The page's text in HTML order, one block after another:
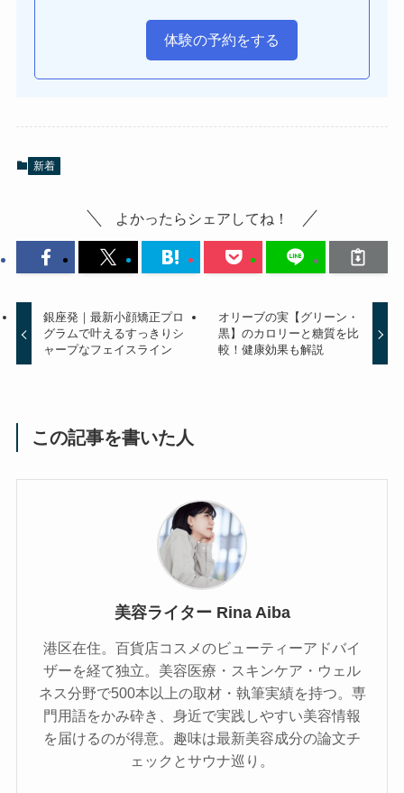
体験の予約をする
新着
よかったらシェアしてね！
銀座発｜最新小顔矯正プロ
グラムで叶えるすっきりシ
ャープなフェイスライン
オリーブの実【グリーン・
黒】のカロリーと糖質を比
較！健康効果も解説
この記事を書いた人
美容ライター Rina Aiba
港区在住。百貨店コスメのビューティーアドバイ
ザーを経て独立。美容医療・スキンケア・ウェル
ネス分野で500本以上の取材・執筆実績を持つ。専
門用語をかみ砕き、⾝近で実践しやすい美容情報
を届けるのが得意。趣味は最新美容成分の論文チ
ェックとサウナ巡り。